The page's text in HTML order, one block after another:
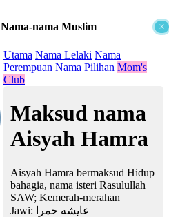
×
Nama-nama Muslim
Utama Nama Lelaki Nama
Perempuan Nama Pilihan Mom's
Club
Maksud nama
Aisyah Hamra
Aisyah Hamra bermaksud Hidup
bahagia, nama isteri Rasulullah
SAW; Kemerah-merahan
Jawi:
عايشه حمرا